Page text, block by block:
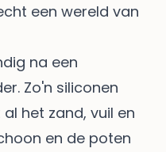
een wereld van
na een
Zo'n siliconen
het zand, vuil en
en de poten